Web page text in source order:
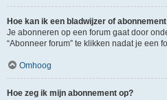
Hoe kan ik een bladwijzer of
Je abonneren op een forum gaat door
“Abonneer forum” te klikken nadat je een
Omhoog
Hoe zeg ik mijn abonnement op?